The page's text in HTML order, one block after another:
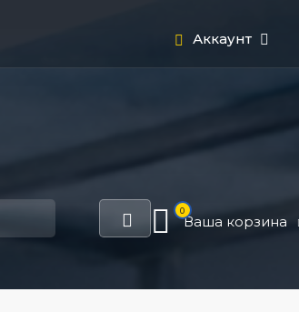
Аккаунт
0
Ваша корзина